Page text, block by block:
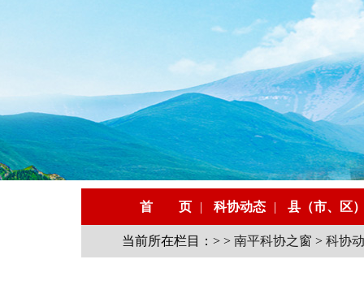
首 页 | 科协动态 | 县（市、区
当前所在栏目：> > 南平科协之窗 > 科协